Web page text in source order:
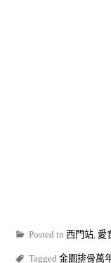
Posted in 西門站, 愛
Tagged 金園排骨萬